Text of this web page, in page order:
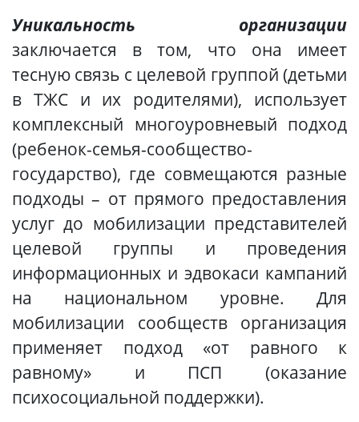
Уникальность организации
заключается в том, что она имеет
тесную связь с целевой группой (детьми
в ТЖС и их родителями), использует
комплексный многоуровневый подход
(ребенок-семья-сообщество-
государство), где совмещаются разные
подходы – от прямого предоставления
услуг до мобилизации представителей
целевой группы и проведения
информационных и эдвокаси кампаний
на национальном уровне. Для
мобилизации сообществ организация
применяет подход «от равного к
равному» и ПСП (оказание
психосоциальной поддержки).